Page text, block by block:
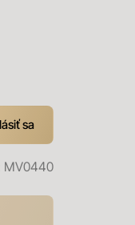
sa
MV0440